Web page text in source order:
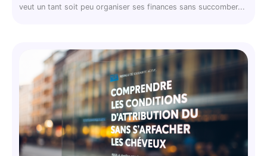
veut un tant soit peu organiser ses finances sans succomber...